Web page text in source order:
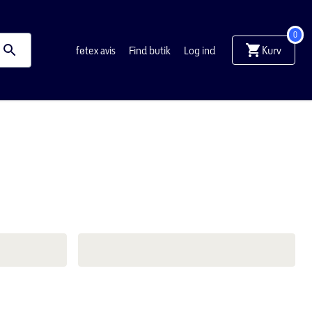
føtex avis Find butik Log ind Kurv
0